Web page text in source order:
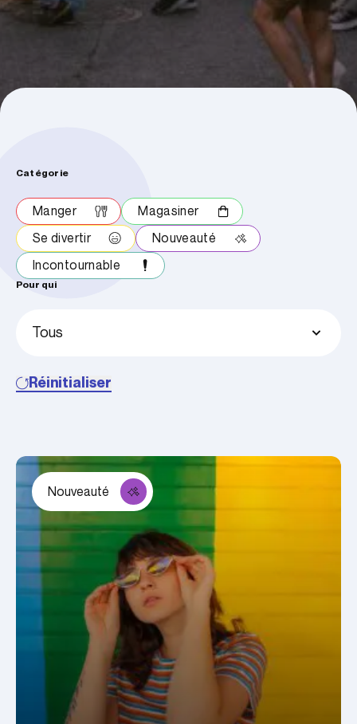
Catégorie
Manger
Magasiner
Se divertir
Nouveauté
Incontournable
Pour qui
Réinitialiser
Nouveauté